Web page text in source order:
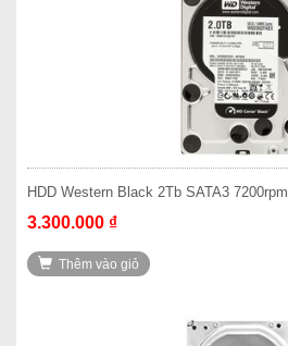
HDD Western Black 2Tb SATA3 7200rpm
3.300.000 ₫
Thêm vào giỏ